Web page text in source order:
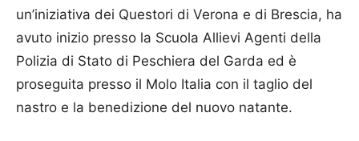
un’iniziativa dei Questori di Verona e di Brescia, ha
avuto inizio presso la Scuola Allievi Agenti della
Polizia di Stato di Peschiera del Garda ed è
proseguita presso il Molo Italia con il taglio del
nastro e la benedizione del nuovo natante.